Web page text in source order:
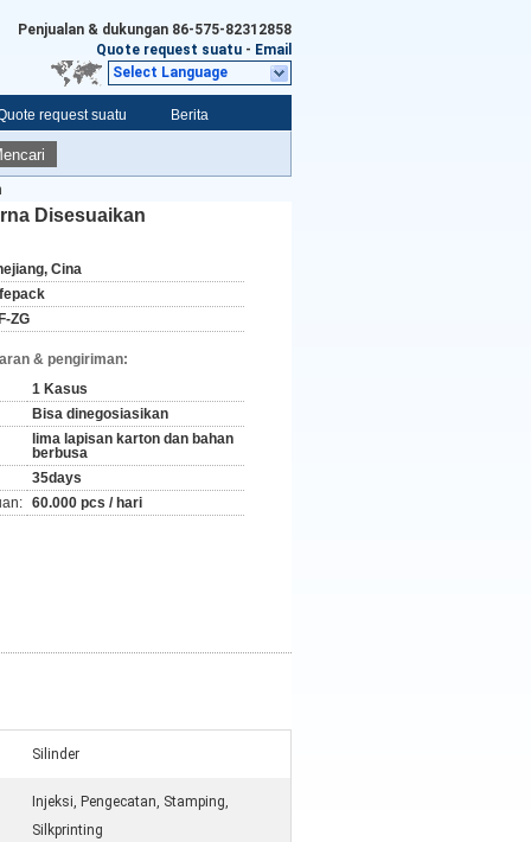
Penjualan & dukungan 86-575-82312858
Quote request suatu - Email
Select Language
request suatu Berita
Disesuaikan
Cina
ZG
& pengiriman:
1 Kasus
Bisa dinegosiasikan
lima lapisan karton dan bahan
berbusa
35days
60.000 pcs / hari
Silinder
Injeksi, Pengecatan, Stamping,
Silkprinting